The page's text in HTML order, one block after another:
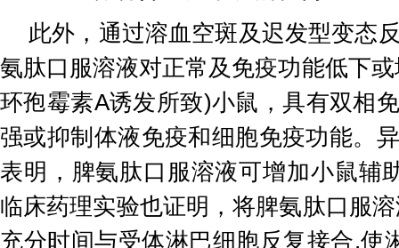
此外，通过溶血空斑及迟发型变态
氨肽口服溶液对正常及免疫功能低下
环孢霉素A诱发所致)小鼠，具有双相
强或抑制体液免疫和细胞免疫功能。
表明，脾氨肽口服溶液可增加小鼠辅
临床药理实验也证明，将脾氨肽口服
充分时间与受体淋巴细胞反复接合,使